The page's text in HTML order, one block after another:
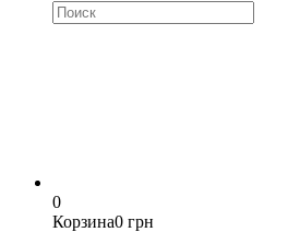
0
Корзина0 грн